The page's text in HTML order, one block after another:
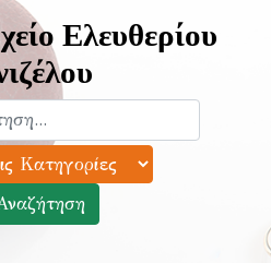
Ελευθερίου